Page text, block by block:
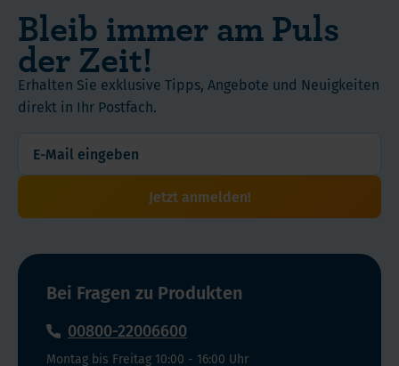
Bleib immer am Puls
der Zeit!
Erhalten Sie exklusive Tipps, Angebote und Neuigkeiten
direkt in Ihr Postfach.
Jetzt anmelden!
Bei Fragen zu Produkten
00800-22006600
Montag bis Freitag 10:00 - 16:00 Uhr